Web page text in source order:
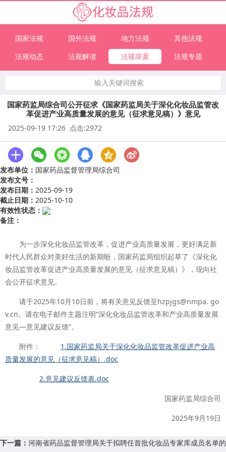
国家法规 国外法规 地方法规
其他法规
法规动态
法规解读 法规草案 法规专题
输入关键词搜索
国家药监局综合司公开征求《国家药监局关于深化化妆品监管改
革促进产业高质量发展的意见（征求意见稿）》意见
2025-09-19 17:26 点击:2972
发布单位： 国家药品监督管理局综合司
发布文号：
发布日期： 2025-09-19
截止日期： 2025-10-10
有效性状态：
备注：
为一步深化化妆品监管改革，促进产业高质量发展，更好满足新
时代人民群众对美好生活的新期盼，国家药监局组织起草了《深化化
妆品监管改革促进产业高质量发展的意见（征求意见稿）》，现向社
会公开征求意见。
请于2025年10月10日前，将有关意见反馈至hzpjgs@nmpa. go
v.cn。请在电子邮件主题注明“深化化妆品监管改革和产业高质量发展
意见—意见建议反馈”。
附件：
1.国家药监局关于深化化妆品监管改革促进产业高
质量发展的意见（征求意见稿）.doc
2.意见建议反馈表.doc
国家药监局综合司
2025年9月19日
下一篇： 河南省药品监督管理局关于拟聘任首批化妆品专家库成员名单的